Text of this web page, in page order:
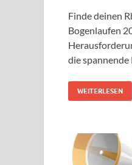
Finde deinen
Bogenlaufen
die spannende
WEITERLESEN